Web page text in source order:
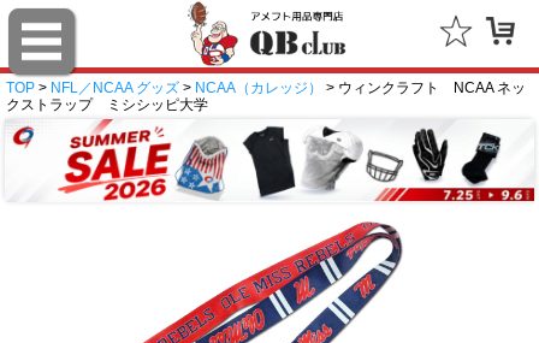
TOP > NFL／NCAA グッズ > NCAA（カレッジ）
> ウィンクラフト NCAA ネッ
クストラップ ミシシッピ大学